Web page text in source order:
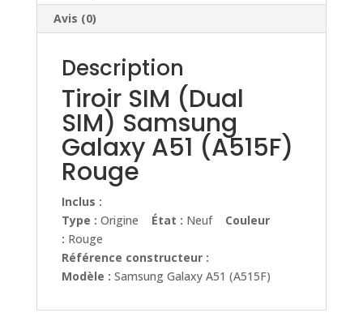
Rouge
Avis (0)
Description
Tiroir SIM (Dual
SIM) Samsung
Galaxy A51 (A515F)
Rouge
Inclus :
Type : Origine État : Neuf Couleur
: Rouge
Référence constructeur :
Modèle : Samsung Galaxy A51 (A515F)